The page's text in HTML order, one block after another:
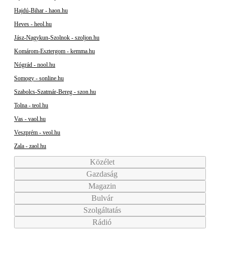
Hajdú-Bihar - haon.hu
Heves - heol.hu
Jász-Nagykun-Szolnok - szoljon.hu
Komárom-Esztergom - kemma.hu
Nógrád - nool.hu
Somogy - sonline.hu
Szabolcs-Szatmár-Bereg - szon.hu
Tolna - teol.hu
Vas - vaol.hu
Veszprém - veol.hu
Zala - zaol.hu
Közélet
Gazdaság
Magazin
Bulvár
Szolgáltatás
Rádió